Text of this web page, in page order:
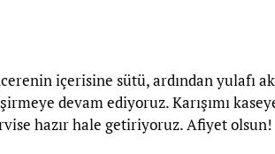
içerisine sütü, ardından yulafı
devam ediyoruz. Karışımı
hazır hale getiriyoruz. Afiyet olsun!